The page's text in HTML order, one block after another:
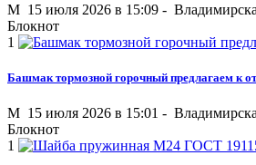
M 15 июля 2026 в 15:09 -
Блокнот
1
Башмак тормозной горочный предлагаем к
M 15 июля 2026 в 15:01 -
Блокнот
1